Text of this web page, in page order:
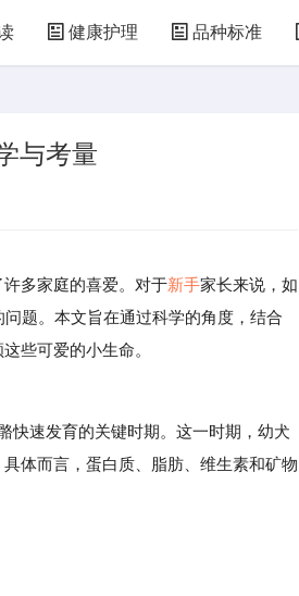
健康护理 品种标准
与考量
许多家庭的喜爱。对于新手家长来说，如
题。本文旨在通过科学的角度，结合
些可爱的小生命。
速发育的关键时期。这一时期，幼犬
体而言，蛋白质、脂肪、维生素和矿物